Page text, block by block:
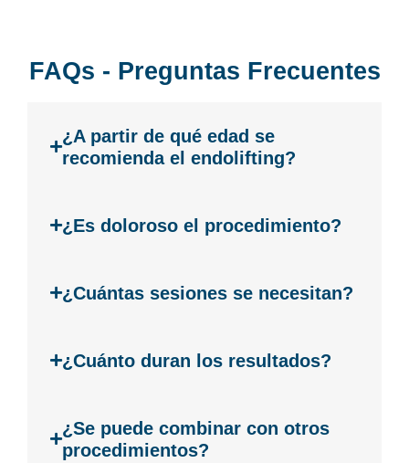
FAQs - Preguntas Frecuentes
¿A partir de qué edad se
recomienda el endolifting?
¿Es doloroso el procedimiento?
¿Cuántas sesiones se necesitan?
¿Cuánto duran los resultados?
¿Se puede combinar con otros
procedimientos?